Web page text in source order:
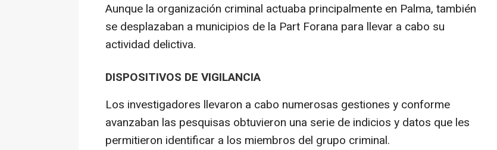
Aunque la organización criminal actuaba principalmente en Palma, también
se desplazaban a municipios de la Part Forana para llevar a cabo su
actividad delictiva.
DISPOSITIVOS DE VIGILANCIA
Los investigadores llevaron a cabo numerosas gestiones y conforme
avanzaban las pesquisas obtuvieron una serie de indicios y datos que les
permitieron identificar a los miembros del grupo criminal.